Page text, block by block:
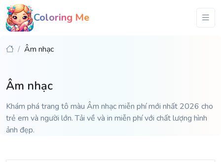
Coloring Me
Âm nhạc
Âm nhạc
Khám phá trang tô màu Âm nhạc miễn phí mới nhất 2026 cho
trẻ em và người lớn. Tải về và in miễn phí với chất lượng hình
ảnh đẹp.